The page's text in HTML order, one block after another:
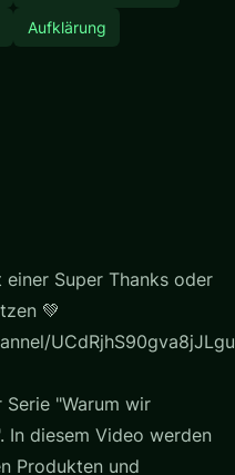
Aufklärung
Super Thanks oder
💚
"Warum wir
In diesem Video werden
Produkten und